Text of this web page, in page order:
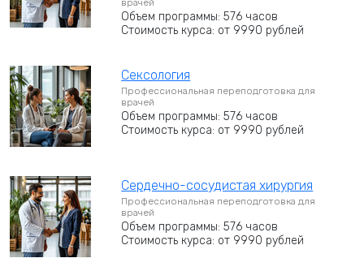
врачей
Объем программы: 576 часов
Стоимость курса: от 9990 рублей
Сексология
Профессиональная переподготовка для
врачей
Объем программы: 576 часов
Стоимость курса: от 9990 рублей
Сердечно-сосудистая хирургия
Профессиональная переподготовка для
врачей
Объем программы: 576 часов
Стоимость курса: от 9990 рублей